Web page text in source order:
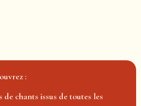
:
de chants issus de toutes les